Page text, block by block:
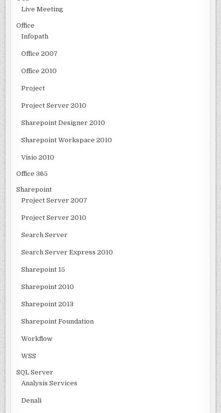
Live Meeting
Office
Infopath
Office 2007
Office 2010
Project
Project Server 2010
Sharepoint Designer 2010
Sharepoint Workspace 2010
Visio 2010
Office 365
Sharepoint
Project Server 2007
Project Server 2010
Search Server
Search Server Express 2010
Sharepoint 15
Sharepoint 2010
Sharepoint 2013
Sharepoint Foundation
Workflow
WSS
SQL Server
Analysis Services
Denali